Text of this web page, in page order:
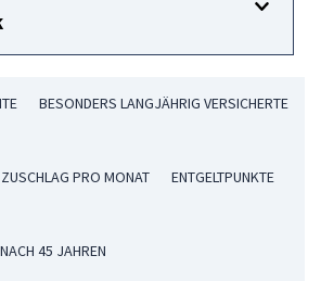
BESONDERS LANGJÄHRIG VERSICHERTE
PRO MONAT ENTGELTPUNKTE
45 JAHREN